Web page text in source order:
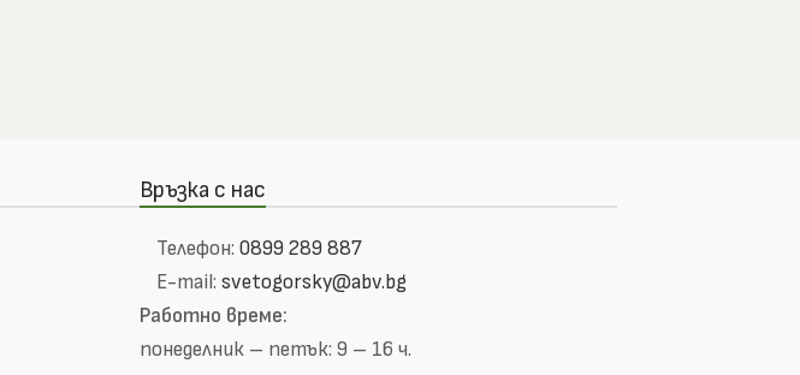
Връзка с нас
Телефон: 0899 289 887
E-mail: svetogorsky@abv.bg
Работно време:
понеделник – петък: 9 – 16 ч.